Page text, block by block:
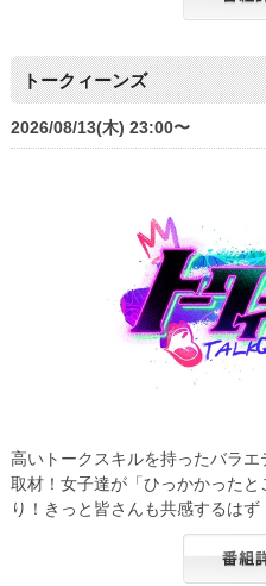
トークィーンズ
2026/08/13(木) 23:00〜
高いトークスキルを持ったバラ
取材！女子達が「ひっかかった
り！きっと皆さんも共感するはず